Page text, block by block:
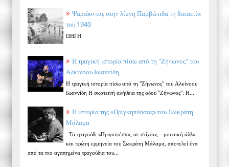
Ψαρεύοντας στην λίμνη Παμβώτιδα τη δεκαετία
του 1940
ΠΗΓΗ
Η τραγική ιστορία πίσω από τη "Ζήνωνος" του
Αλκίνοου Ιωαννίδη
Η τραγική ιστορία πίσω από τη "Ζήνωνος" του Αλκίνοου
Ιωαννίδη Η σκοτεινή αλήθεια της οδού "Ζήνωνος": Η...
Η ιστορία της «Πριγκηπέσσας» του Σωκράτη
Μάλαμα
Το τραγούδι «Πριγκιπέσα», σε στίχους – μουσική άλλα
και πρώτη ερμηνεία του Σωκράτη Μάλαμα, αποτελεί ένα
από τα πιο αγαπημένα τραγούδια του...